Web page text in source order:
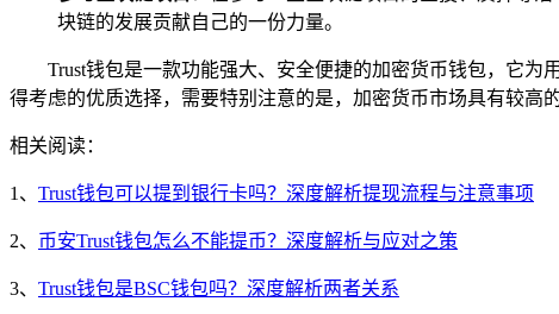
块链的发展贡献自己的一份力量。
Trust钱包是一款功能强大、安全便捷的加密货币钱包，它
得考虑的优质选择，需要特别注意的是，加密货币市场具有较高
相关阅读：
1、 Trust钱包可以提到银行卡吗？深度解析提现流程与注意事项
2、 币安Trust钱包怎么不能提币？深度解析与应对之策
3、 Trust钱包是BSC钱包吗？深度解析两者关系